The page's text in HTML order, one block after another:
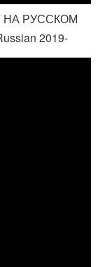
НА РУССКОМ
2019-